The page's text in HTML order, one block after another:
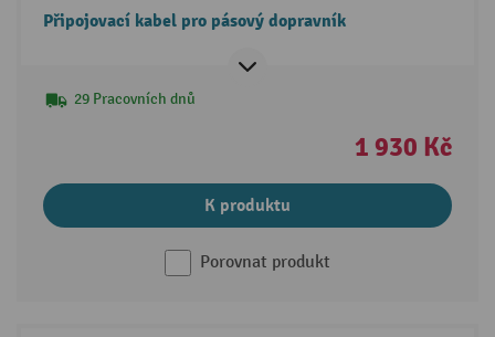
Připojovací kabel pro pásový dopravník
29 Pracovních dnů
1 930 Kč
K produktu
Porovnat produkt